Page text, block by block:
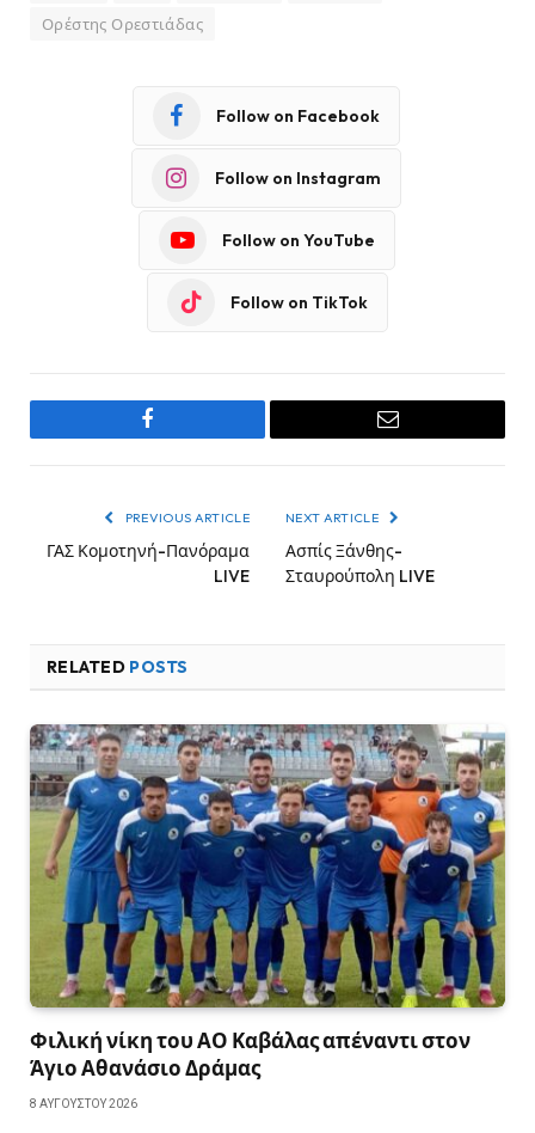
Ορέστης Ορεστιάδας
Follow on Facebook
Follow on Instagram
Follow on YouTube
Follow on TikTok
Facebook Email
PREVIOUS ARTICLE
ΓΑΣ Κομοτηνή-Πανόραμα
LIVE
NEXT ARTICLE
Ασπίς Ξάνθης-
Σταυρούπολη LIVE
RELATED POSTS
Φιλική νίκη του ΑΟ Καβάλας απέναντι στον
Άγιο Αθανάσιο Δράμας
8 ΑΥΓΟΎΣΤΟΥ 2026